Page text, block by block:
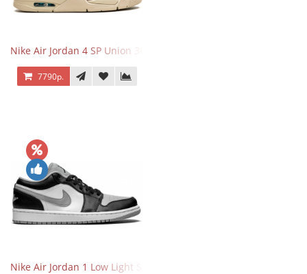
Nike Air Jordan 4 SP Union 30th Anniversary Taupe Haze
7790р.
Nike Air Jordan 1 Low Light Smoke Grey